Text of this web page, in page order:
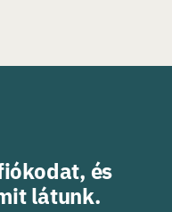
és
látunk.